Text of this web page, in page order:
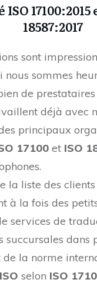
17100:2015
18587:2017
sont
nous sommes
de
déjà avec
principaux
17100 et ISO
la liste des
à la fois des
services de
succursales dans
de la norme
ISO selon ISO